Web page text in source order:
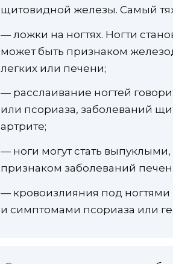
щитовидной железы. Самый
— ложки на ногтях. Ногти
может быть признаком
легких или печени;
— расслаивание ногтей
или псориаза, заболеваний
артрите;
— ноги могут стать
признаком заболеваний
— кровоизлияния под ногтями
и симптомами псориаза или